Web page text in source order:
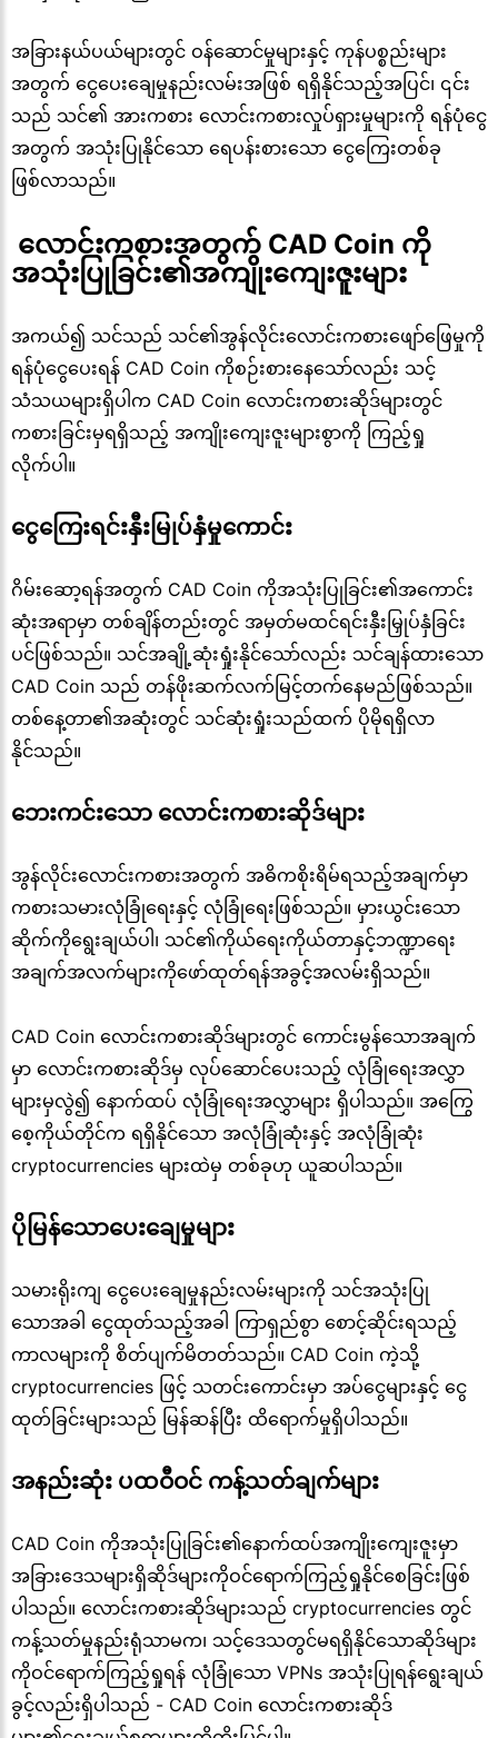
အခြားနယ်ပယ်များတွင် ဝန်ဆောင်မှုများနှင့် ကုန်ပစ္စည်းများ
အတွက် ငွေပေးချေမှုနည်းလမ်းအဖြစ် ရရှိနိုင်သည့်အပြင်၊ ၎င်း
သည် သင်၏ အားကစား လောင်းကစားလှုပ်ရှားမှုများကို ရန်ပုံငွေ
အတွက် အသုံးပြုနိုင်သော ရေပန်းစားသော ငွေကြေးတစ်ခု
ဖြစ်လာသည်။
အသုံးပြုခြင်း၏အကျိုးကျေးဇူးများ
အကယ်၍ သင်သည် သင်၏အွန်လိုင်းလောင်းကစားဖျော်ဖြေမှုကို
ရန်ပုံငွေပေးရန် CAD Coin ကိုစဉ်းစားနေသော်လည်း သင့်
သံသယများရှိပါက CAD Coin လောင်းကစားဆိုဒ်များတွင်
ကစားခြင်းမှရရှိသည့် အကျိုးကျေးဇူးများစွာကို ကြည့်ရှု
လိုက်ပါ။
ငွေကြေးရင်းနှီးမြုပ်နှံမှုကောင်း
ဂိမ်းဆော့ရန်အတွက် CAD Coin ကိုအသုံးပြုခြင်း၏အကောင်း
ဆုံးအရာမှာ တစ်ချိန်တည်းတွင် အမှတ်မထင်ရင်းနှီးမြှုပ်နှံခြင်း
ပင်ဖြစ်သည်။ သင်အချို့ဆုံးရှုံးနိုင်သော်လည်း သင်ချန်ထားသော
CAD Coin သည် တန်ဖိုးဆက်လက်မြင့်တက်နေမည်ဖြစ်သည်။
တစ်နေ့တာ၏အဆုံးတွင် သင်ဆုံးရှုံးသည်ထက် ပိုမိုရရှိလာ
နိုင်သည်။
ဘေးကင်းသော လောင်းကစားဆိုဒ်များ
အွန်လိုင်းလောင်းကစားအတွက် အဓိကစိုးရိမ်ရသည့်အချက်မှာ
ကစားသမားလုံခြုံရေးနှင့် လုံခြုံရေးဖြစ်သည်။ မှားယွင်းသော
ဆိုက်ကိုရွေးချယ်ပါ၊ သင်၏ကိုယ်ရေးကိုယ်တာနှင့်ဘဏ္ဍာရေး
အချက်အလက်များကိုဖော်ထုတ်ရန်အခွင့်အလမ်းရှိသည်။
CAD Coin လောင်းကစားဆိုဒ်များတွင် ကောင်းမွန်သောအချက်
မှာ လောင်းကစားဆိုဒ်မှ လုပ်ဆောင်ပေးသည့် လုံခြုံရေးအလွှာ
များမှလွဲ၍ နောက်ထပ် လုံခြုံရေးအလွှာများ ရှိပါသည်။ အကြွေ
စေ့ကိုယ်တိုင်က ရရှိနိုင်သော အလုံခြုံဆုံးနှင့် အလုံခြုံဆုံး
cryptocurrencies များထဲမှ တစ်ခုဟု ယူဆပါသည်။
ပိုမြန်သောပေးချေမှုများ
သမားရိုးကျ ငွေပေးချေမှုနည်းလမ်းများကို သင်အသုံးပြု
သောအခါ ငွေထုတ်သည့်အခါ ကြာရှည်စွာ စောင့်ဆိုင်းရသည့်
ကာလများကို စိတ်ပျက်မိတတ်သည်။ CAD Coin ကဲ့သို့
cryptocurrencies ဖြင့် သတင်းကောင်းမှာ အပ်ငွေများနှင့် ငွေ
ထုတ်ခြင်းများသည် မြန်ဆန်ပြီး ထိရောက်မှုရှိပါသည်။
အနည်းဆုံး ပထဝီဝင် ကန့်သတ်ချက်များ
CAD Coin ကိုအသုံးပြုခြင်း၏နောက်ထပ်အကျိုးကျေးဇူးမှာ
အခြားဒေသများရှိဆိုဒ်များကိုဝင်ရောက်ကြည့်ရှုနိုင်စေခြင်းဖြစ်
ပါသည်။ လောင်းကစားဆိုဒ်များသည် cryptocurrencies တွင်
ကန့်သတ်မှုနည်းရုံသာမက၊ သင့်ဒေသတွင်မရရှိနိုင်သောဆိုဒ်များ
ကိုဝင်ရောက်ကြည့်ရှုရန် လုံခြုံသော VPNs အသုံးပြုရန်ရွေးချယ်
ခွင့်လည်းရှိပါသည် - CAD Coin လောင်းကစားဆိုဒ်